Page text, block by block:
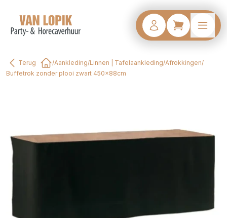
Terug
Home
/Aankleding/Linnen | Tafelaankleding/Afrokkingen/
Buffetrok zonder plooi zwart 450x88cm